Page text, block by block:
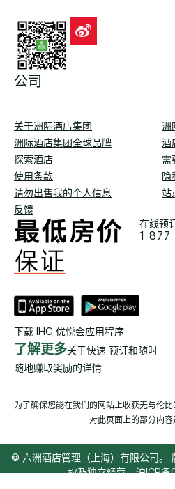
公司
关于洲际酒店集团
洲
洲际酒店集团全球品牌
酒
探索酒店
需
使用条款
隐
请勿出售我的个人信息
站
反馈
在线预
1 877
下载 IHG 优悦会应用程序
了解更多关于快速 预订和随时
随地赚取奖励的详情
为了确保您能在我们的网站上收获无与伦比
对此页面上的部分内容
© 六洲酒店管理（上海）有限公司。
权及独立经营。沪ICP